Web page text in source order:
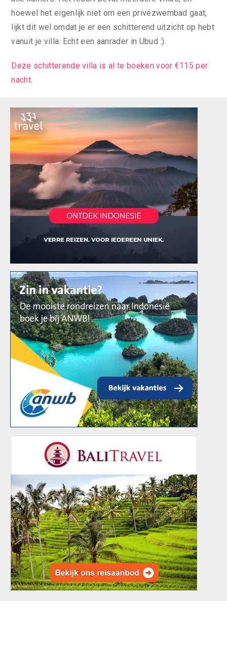
hoewel het eigenlijk niet om een privézwembad gaat,
lijkt dit wel omdat je er een schitterend uitzicht op hebt
vanuit je villa. Echt een aanrader in Ubud :).
Deze schitterende villa is al te boeken voor €115 per
nacht.